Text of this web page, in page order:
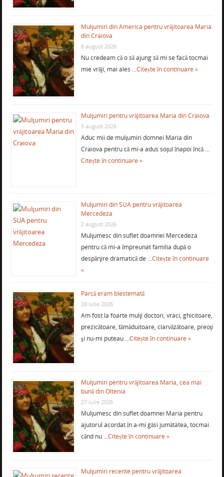
Mulţumiri din America pentru vrăjitoarea Maria
din Craiova
6 august 2026
Nu credeam că o să ajung să mi se facă tocmai
mie vrăji, mai ales …Citește în continuare »
Mulţumiri pentru vrăjitoarea Maria din Craiova
5 august 2026
Aduc mii de mulţumiri domnei Maria din
Craiova pentru că mi-a adus soţul înapoi încă …
Citește în continuare »
Mulţumiri din SUA pentru vrăjitoarea
Mercedeza
2 august 2026
Mulţumesc din suflet doamnei Mercedeza
pentru că mi-a împreunat familia după o
despărţire dramatică de …Citește în continuare
»
Parcă eram blestemată
28 iulie 2026
Am fost la foarte mulţi doctori, vraci, ghicitoare,
prezicătoare, tămăduitoare, clarvăzătoare, preoţi
şi nu-mi puteau …Citește în continuare »
Mulţumiri pentru vrăjitoarea Maria, cea mai
bună din Oltenia
27 iulie 2026
Mulţumesc din suflet doamnei Maria pentru
ajutorul acordat în a-mi găsi jumătatea, tocmai
când nu …Citește în continuare »
Mulţumiri recente pentru vrăjitoarea